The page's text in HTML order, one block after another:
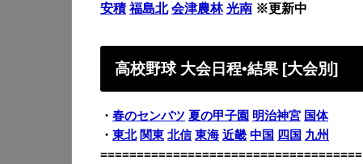
安積 福島北 会津農林 光南 ※更新中
高校野球 大会日程•結果 [大会別]
・ 春のセンバツ 夏の甲子園 明治神宮 国体
・ 東北 関東 北信 東海 近畿 中国 四国 九州
====================================